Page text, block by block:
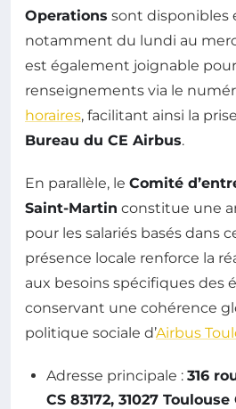
Operations sont disponibles
notamment du lundi au
est également joignable
renseignements via le
horaires, facilitant ainsi la
Bureau du CE Airbus.
En parallèle, le Comité
Saint-Martin constitue une
pour les salariés basés dans
présence locale renforce la
aux besoins spécifiques des
conservant une cohérence
politique sociale d’Airbus
Adresse principale : 316
CS 83172, 31027